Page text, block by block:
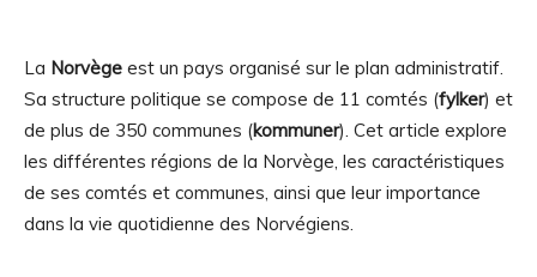
La Norvège est un pays organisé sur le plan administratif.
Sa structure politique se compose de 11 comtés (fylker) et
de plus de 350 communes (kommuner). Cet article explore
les différentes régions de la Norvège, les caractéristiques
de ses comtés et communes, ainsi que leur importance
dans la vie quotidienne des Norvégiens.